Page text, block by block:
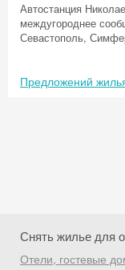
Автостанция
междугороднее
Севастополь,
Предложений
Снять жилье для
Отели, гостевые